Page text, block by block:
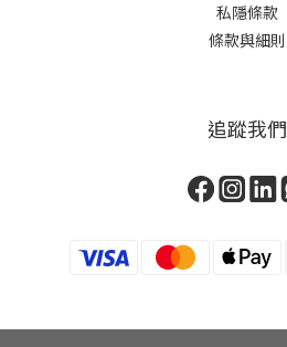
私隱條款
條款與細則
追蹤我們